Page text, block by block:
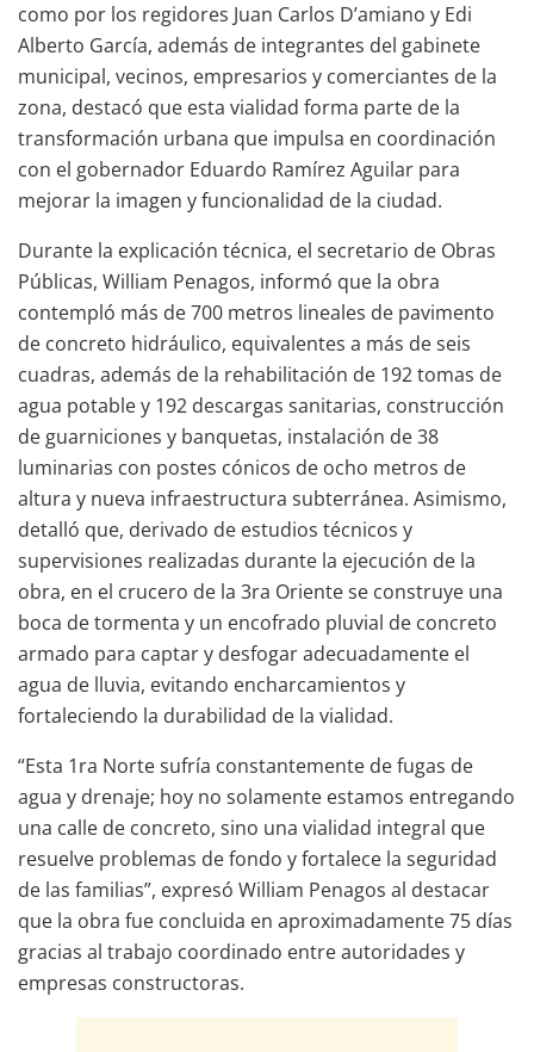
como por los regidores Juan Carlos D’amiano y Edi
Alberto García, además de integrantes del gabinete
municipal, vecinos, empresarios y comerciantes de la
zona, destacó que esta vialidad forma parte de la
transformación urbana que impulsa en coordinación
con el gobernador Eduardo Ramírez Aguilar para
mejorar la imagen y funcionalidad de la ciudad.
Durante la explicación técnica, el secretario de Obras
Públicas, William Penagos, informó que la obra
contempló más de 700 metros lineales de pavimento
de concreto hidráulico, equivalentes a más de seis
cuadras, además de la rehabilitación de 192 tomas de
agua potable y 192 descargas sanitarias, construcción
de guarniciones y banquetas, instalación de 38
luminarias con postes cónicos de ocho metros de
altura y nueva infraestructura subterránea. Asimismo,
detalló que, derivado de estudios técnicos y
supervisiones realizadas durante la ejecución de la
obra, en el crucero de la 3ra Oriente se construye una
boca de tormenta y un encofrado pluvial de concreto
armado para captar y desfogar adecuadamente el
agua de lluvia, evitando encharcamientos y
fortaleciendo la durabilidad de la vialidad.
“Esta 1ra Norte sufría constantemente de fugas de
agua y drenaje; hoy no solamente estamos entregando
una calle de concreto, sino una vialidad integral que
resuelve problemas de fondo y fortalece la seguridad
de las familias”, expresó William Penagos al destacar
que la obra fue concluida en aproximadamente 75 días
gracias al trabajo coordinado entre autoridades y
empresas constructoras.